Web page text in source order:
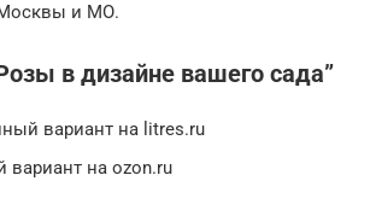
и МО.
в дизайне вашего сада”
вариант на litres.ru
вариант на ozon.ru